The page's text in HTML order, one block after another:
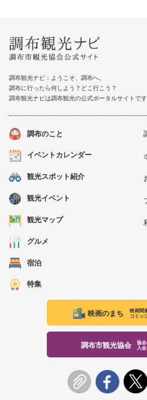
調布観光ナビ：ようこそ、調布へ。
調布に行ったら何しよう？どこ行こう？
調布観光ナビは調布観光の公式ポータルサイトです
調布のこと
イベントカレンダー
観光スポット紹介
観光イベント
観光マップ
グルメ
宿泊
特集
映画のまち
映画関
コミッ
調布市観光協会
協
入